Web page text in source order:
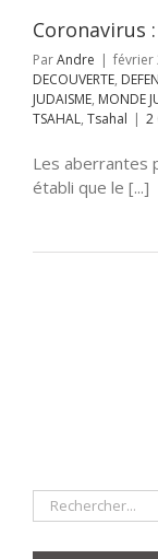
TsahalCoronavirus
ParAndre | février
DECOUVERTE,
JUDAISME, MONDE
TSAHAL, Tsahal | 2
Les aberrantes
établi que le [...]
Rechercher: